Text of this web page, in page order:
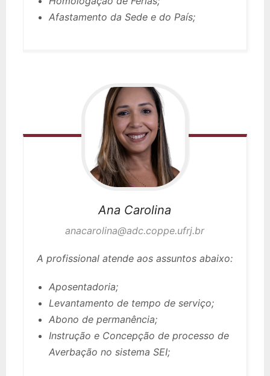
Afastamento da Sede e do País;
Ana Carolina
anacarolina@adc.coppe.ufrj.br
A profissional atende aos assuntos abaixo:
Aposentadoria;
Levantamento de tempo de serviço;
Abono de permanência;
Instrução e Concepção de processo de
Averbação no sistema SEI;